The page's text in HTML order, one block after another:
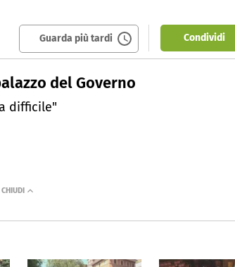
Guarda più tardi Condividi
del Governo
difficile"